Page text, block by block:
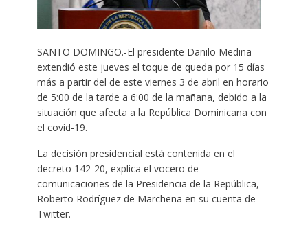
SANTO DOMINGO.-El presidente Danilo Medina
extendió este jueves el toque de queda por 15 días
más a partir del de este viernes 3 de abril en horario
de 5:00 de la tarde a 6:00 de la mañana, debido a la
situación que afecta a la República Dominicana con
el covid-19.
La decisión presidencial está contenida en el
decreto 142-20, explica el vocero de
comunicaciones de la Presidencia de la República,
Roberto Rodríguez de Marchena en su cuenta de
Twitter.